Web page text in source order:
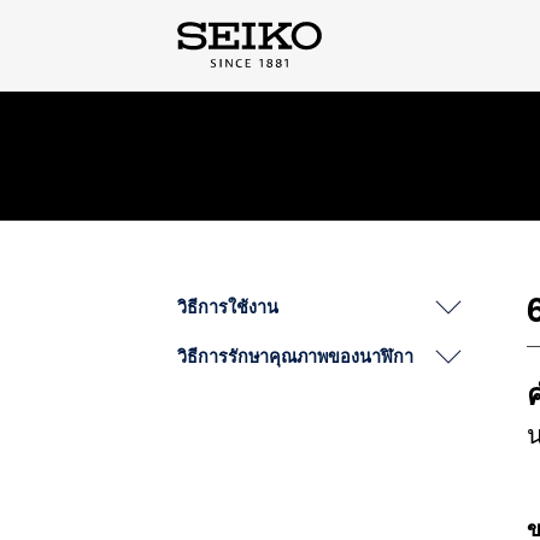
วิธีการใช้งาน
วิธีการรักษาคุณภาพของนาฬิกา